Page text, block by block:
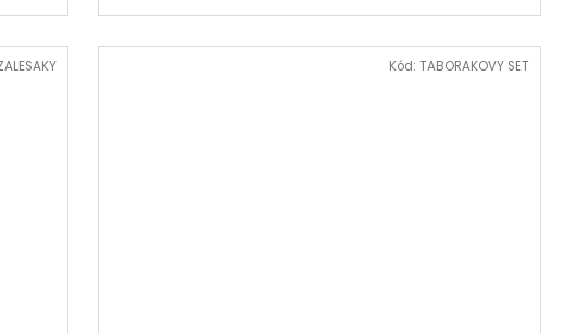
Kód: TABORAKOVY SET